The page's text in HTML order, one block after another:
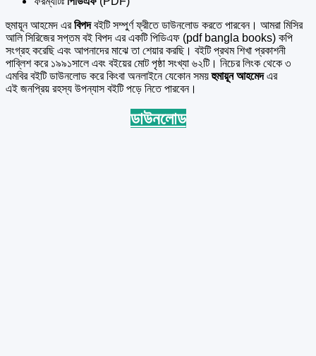
হুমায়ূন আহমেদ এরবিপদবইটি সম্পুর্ণ ফ্রীতে ডাউনলোড করতে পারবেন। আমরা মিসির
আলি সিরিজের সপ্তম বই বিপদ এর একটি পিডিএফ (pdf bangla books) কপি
সংগ্রহ করেছি এবং আপনাদের মাঝে তা শেয়ার করছি। বইটি প্রথম শিখা প্রকাশনী
পাব্লিশ করে ১৯৯১সালে এবং বইয়ের মোট পৃষ্ঠা সংখ্যা ৬২টি। নিচের লিংক থেকে ৩
এমবির বইটি ডাউনলোড করে কিংবা অনলাইনে যেকোন সময়হুমায়ূন আহমেদএর
এই জনপ্রিয় রহস্য উপন্যাস বইটি পড়ে নিতে পারবেন।
ডাউনলোড